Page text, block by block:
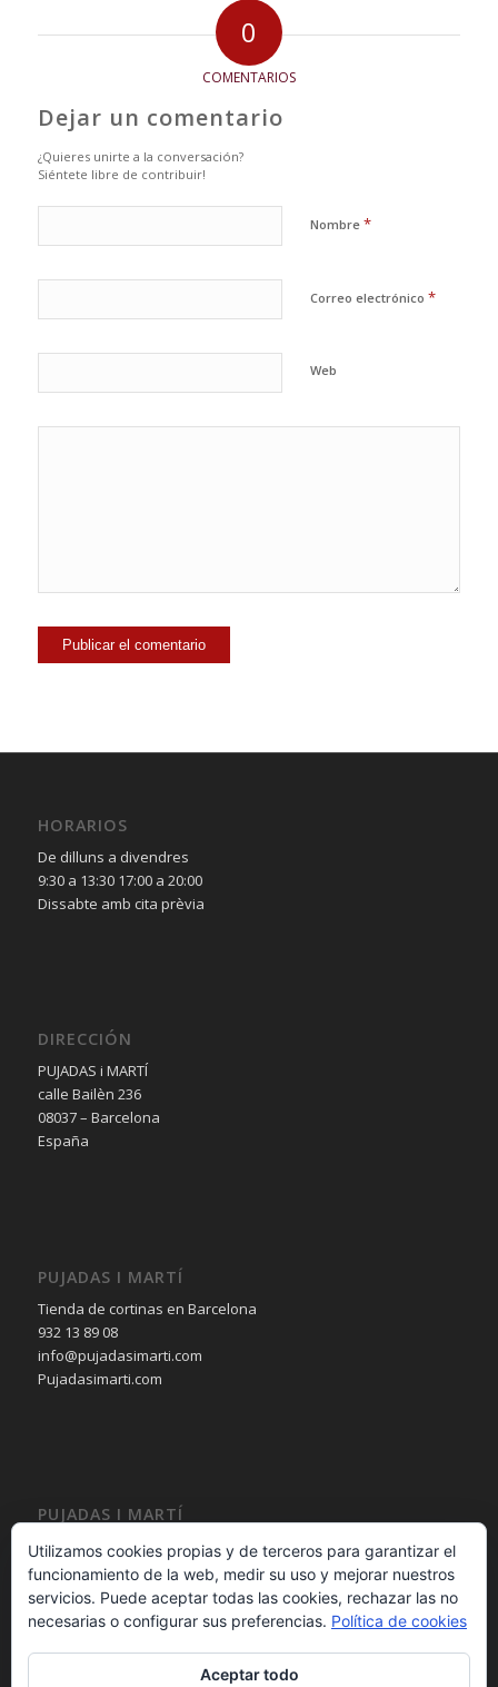
0
COMENTARIOS
Dejar un comentario
¿Quieres unirte a la conversación?
Siéntete libre de contribuir!
Nombre *
Correo electrónico *
Web
HORARIOS
De dilluns a divendres
9:30 a 13:30 17:00 a 20:00
Dissabte amb cita prèvia
DIRECCIÓN
PUJADAS i MARTÍ
calle Bailèn 236
08037 – Barcelona
España
PUJADAS I MARTÍ
Tienda de cortinas en Barcelona
932 13 89 08
info@pujadasimarti.com
Pujadasimarti.com
PUJADAS I MARTÍ
Cortinas en Barcelona
Tendencia en cortinas
Asesoramiento en cortinas
Decoración en cortinas
Utilizamos cookies propias y de terceros para garantizar el
funcionamiento de la web, medir su uso y mejorar nuestros
servicios. Puede aceptar todas las cookies, rechazar las no
necesarias o configurar sus preferencias. Política de cookies
Aceptar todo